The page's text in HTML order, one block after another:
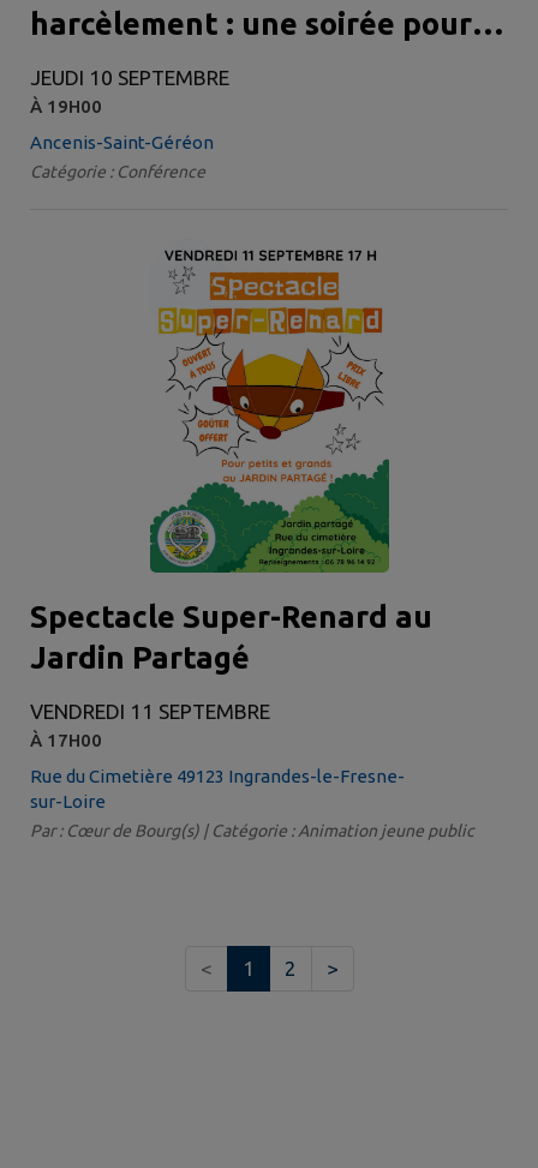
harcèlement : une soirée pour
mieux protéger nos enfants
JEUDI 10 SEPTEMBRE
À 19H00
Ancenis-Saint-Géréon
Catégorie : Conférence
Spectacle Super-Renard au
Jardin Partagé
VENDREDI 11 SEPTEMBRE
À 17H00
Rue du Cimetière 49123 Ingrandes-le-Fresne-
sur-Loire
Par : Cœur de Bourg(s) | Catégorie : Animation jeune public
< 1 2 >